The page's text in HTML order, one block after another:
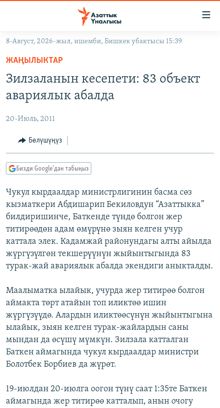
Навигацияга
өтүңүз
Издөөгө
салыңыз
ЭКОНОМИКА
МАДАНИЯТ
БОРБОР АЗИЯ
УКРАИНА
АТАЙЫН ИЛИКТӨӨ
ТВ ПРОГРАММАЛАР
ЭКСПЕРТТЕР ТАЛДАЙТ
БИЗ ЖАНА ДҮЙНӨ
ЭЖЕ-СИҢДИЛЕР
ЫҢГАЙСЫЗ СУРООЛОР
ӨЗГӨЧӨ ПИКИР
Русский
ОНЛАЙН ШЕРИНЕ
ЭЕ/АРнун бардык сайттары
8-Август, 2026-жыл, ишемби, Бишкек убактысы 15:39
ЖАҢЫЛЫКТАР
Зилзаланын кесепети: 83 объект
авариялык абалда
20-Июль, 2011
Бөлүшүңүз
Бизди Google'дан табыңыз
Чукул кырдаалдар министрлигинин басма сөз
кызматкери Абдишарип Бекиловдун “Азаттыкка”
билдиришинче, Баткенде түндө болгон жер
титирөөдөн адам өмүрүнө зыян келген учур
каттала элек. Кадамжай районундагы алты айылда
жүргүзүлгөн текшерүүнүн жыйынтыгында 83
турак-жай авариялык абалда экендиги аныкталды.
Маалыматка ылайык, учурда жер титирөө болгон
аймакта төрт атайын топ иликтөө ишин
жүргүзүүдө. Алардын иликтөөсүнүн жыйынтыгына
ылайык, зыян келген турак-жайлардын саны
мындан да өсүшү мүмкүн. Зилзала катталган
Баткен аймагында чукул кырдаалдар министри
Болотбек Борбиев да жүрөт.
19-июлдан 20-июлга оогон түнү саат 1:35те Баткен
аймагында жер титирөө катталып, анын очогу